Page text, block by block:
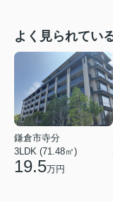
よく見られてい
鎌倉市寺分
3LDK (71.48㎡)
19.5万円